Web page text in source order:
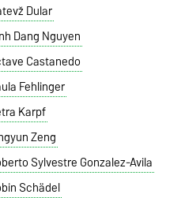
Dular
Dang Nguyen
Castanedo
Fehlinger
Karpf
Zeng
Sylvestre Gonzalez-Avila
Schädel